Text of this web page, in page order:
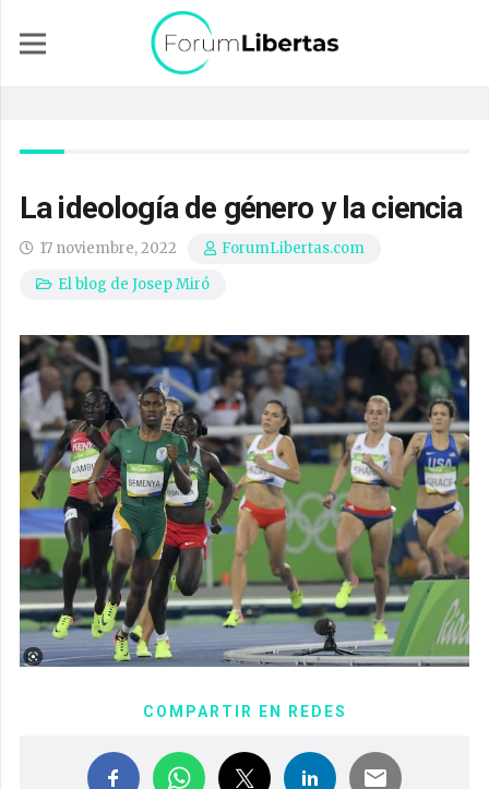
La ideología de género y la ciencia
17 noviembre, 2022
ForumLibertas.com
El blog de Josep Miró
COMPARTIR EN REDES